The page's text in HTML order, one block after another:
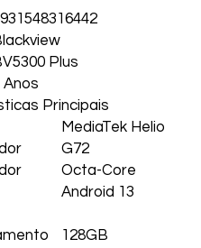
Plus
Anos
Principais
MediaTek Helio
G72
Octa-Core
Android 13
128GB